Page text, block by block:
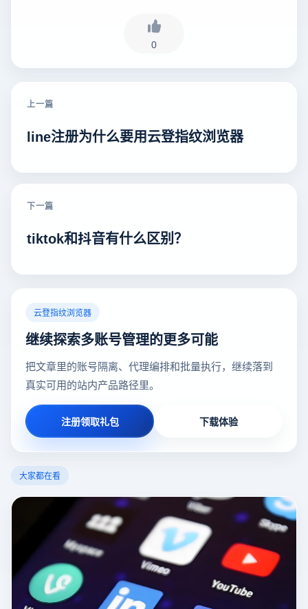
0
上一篇
line注册为什么要用云登指纹浏览器
下一篇
tiktok和抖音有什么区别？
云登指纹浏览器
继续探索多账号管理的更多可能
把文章里的账号隔离、代理编排和批量执行，继续落到
真实可用的站内产品路径里。
注册领取礼包 下载体验
大家都在看